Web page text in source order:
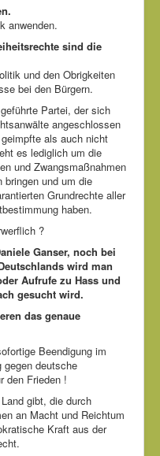
anwenden.
sind die
und den Obrigkeiten
bei den Bürgern.
Partei, der sich
angeschlossen
als auch nicht
es lediglich um die
und Zwangsmaßnahmen
bringen und um die
Grundrechte aller
haben.
?
Ganser, noch bei
wird man
Aufrufe zu Hass und
gesucht wird.
das genaue
Beendigung im
gegen deutsche
den Frieden !
gibt, die durch
an Macht und Reichtum
Kraft aus der